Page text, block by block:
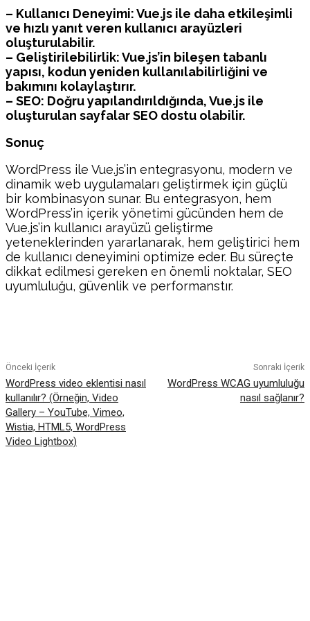
– Kullanıcı Deneyimi: Vue.js ile daha etkileşimli
ve hızlı yanıt veren kullanıcı arayüzleri
oluşturulabilir.
– Geliştirilebilirlik: Vue.js’in bileşen tabanlı
yapısı, kodun yeniden kullanılabilirliğini ve
bakımını kolaylaştırır.
– SEO: Doğru yapılandırıldığında, Vue.js ile
oluşturulan sayfalar SEO dostu olabilir.
Sonuç
WordPress ile Vue.js’in entegrasyonu, modern ve
dinamik web uygulamaları geliştirmek için güçlü
bir kombinasyon sunar. Bu entegrasyon, hem
WordPress’in içerik yönetimi gücünden hem de
Vue.js’in kullanıcı arayüzü geliştirme
yeteneklerinden yararlanarak, hem geliştirici hem
de kullanıcı deneyimini optimize eder. Bu süreçte
dikkat edilmesi gereken en önemli noktalar, SEO
uyumluluğu, güvenlik ve performanstır.
Önceki İçerik
WordPress video eklentisi nasıl
kullanılır? (Örneğin, Video
Gallery – YouTube, Vimeo,
Wistia, HTML5, WordPress
Video Lightbox)
Sonraki İçerik
WordPress WCAG uyumluluğu
nasıl sağlanır?